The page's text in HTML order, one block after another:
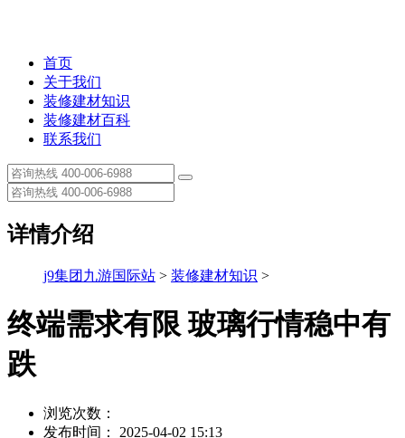
首页
关于我们
装修建材知识
装修建材百科
联系我们
详情介绍
j9集团九游国际站 > 装修建材知识 >
终端需求有限 玻璃行情稳中有
跌
浏览次数：
发布时间： 2025-04-02 15:13